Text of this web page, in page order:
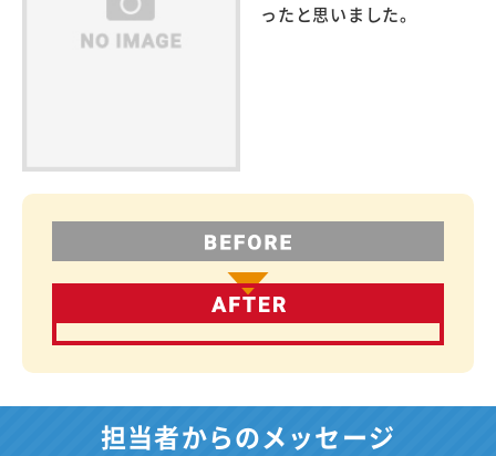
ったと思いました。
担当者からのメッセージ